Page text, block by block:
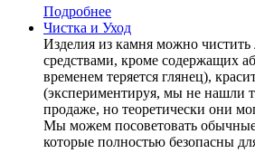
Подробнее
Чистка и Уход
Изделия из камня можно
средствами, кроме содержащих
временем теряется глянец),
(экспериментируя, мы не нашли
продаже, но теоретически они
Мы можем посоветовать
которые полностью безопасны